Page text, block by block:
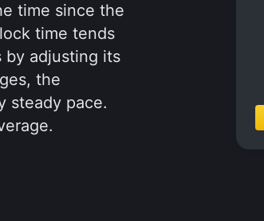
time since the
time tends
by adjusting its
the
steady pace.